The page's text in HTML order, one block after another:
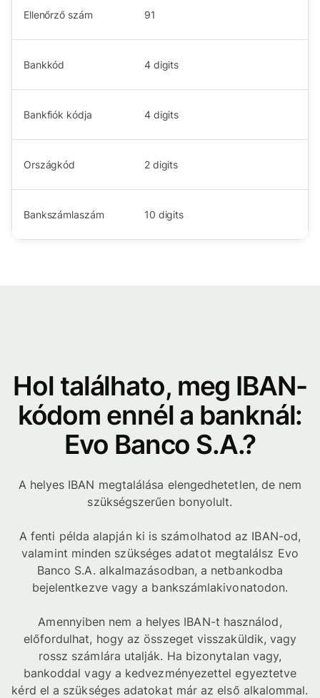
Ellenőrző szám 91
Bankkód 4 digits
Bankfiók kódja 4 digits
Országkód 2 digits
Bankszámlaszám 10 digits
Hol találhato, meg IBAN-
kódom ennél a banknál:
Evo Banco S.A.?
A helyes IBAN megtalálása elengedhetetlen, de nem
szükségszerűen bonyolult.
A fenti példa alapján ki is számolhatod az IBAN-od,
valamint minden szükséges adatot megtalálsz Evo
Banco S.A. alkalmazásodban, a netbankodba
bejelentkezve vagy a bankszámlakivonatodon.
Amennyiben nem a helyes IBAN-t használod,
előfordulhat, hogy az összeget visszaküldik, vagy
rossz számlára utalják. Ha bizonytalan vagy,
bankoddal vagy a kedvezményezettel egyeztetve
kérd el a szükséges adatokat már az első alkalommal.